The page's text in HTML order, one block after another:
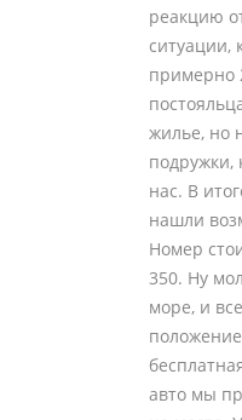
реакцию
ситуации,
примерно
жилье, но
подружки,
нас. В
нашли
Номер
350. Ну
море, и
авто мы